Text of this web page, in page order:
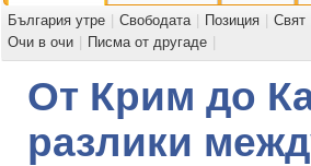
България утре
Свободата Позиция Свят
Очи в очи
Писма от другаде
От Крим до
разлики